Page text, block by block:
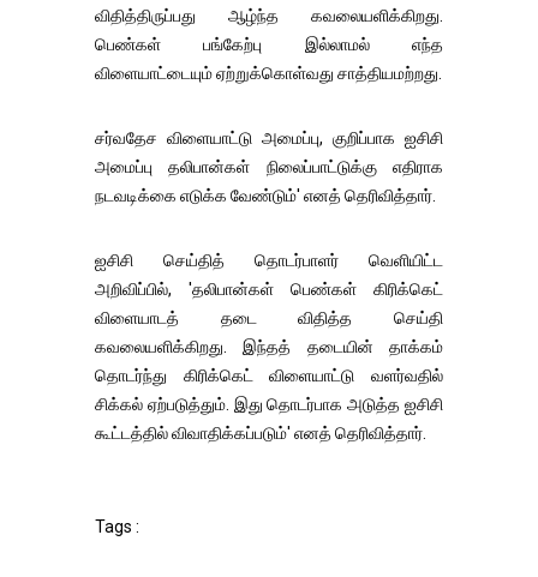
விதித்திருப்பது ஆழ்ந்த கவலையளிக்கிறது.
பெண்கள் பங்கேற்பு இல்லாமல் எந்த
விளையாட்டையும் ஏற்றுக்கொள்வது சாத்தியமற்றது.
சர்வதேச விளையாட்டு அமைப்பு, குறிப்பாக ஐசிசி
அமைப்பு தலிபான்கள் நிலைப்பாட்டுக்கு எதிராக
நடவடிக்கை எடுக்க வேண்டும்' எனத் தெரிவித்தார்.
ஐசிசி செய்தித் தொடர்பாளர் வெளியிட்ட
அறிவிப்பில், 'தலிபான்கள் பெண்கள் கிரிக்கெட்
விளையாடத் தடை விதித்த செய்தி
கவலையளிக்கிறது. இந்தத் தடையின் தாக்கம்
தொடர்ந்து கிரிக்கெட் விளையாட்டு வளர்வதில்
சிக்கல் ஏற்படுத்தும். இது தொடர்பாக அடுத்த ஐசிசி
கூட்டத்தில் விவாதிக்கப்படும்' எனத் தெரிவித்தார்.
Tags :